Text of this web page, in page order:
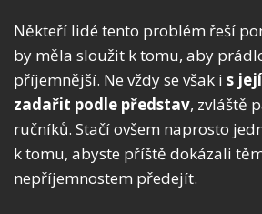
Někteří lidé tento problém řeší
by měla sloužit k tomu, aby
příjemnější. Ne vždy se však i s
zadařit podle představ, zvláště
ručníků. Stačí ovšem naprosto
k tomu, abyste příště dokázali
nepříjemnostem předejít.